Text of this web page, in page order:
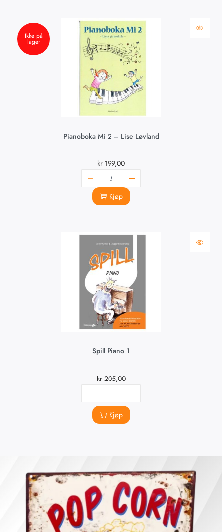
Ikke på
lager
Pianoboka Mi 2 – Lise Løvland
kr 199,00
Kjøp
Spill Piano 1
kr205,00
Kjøp